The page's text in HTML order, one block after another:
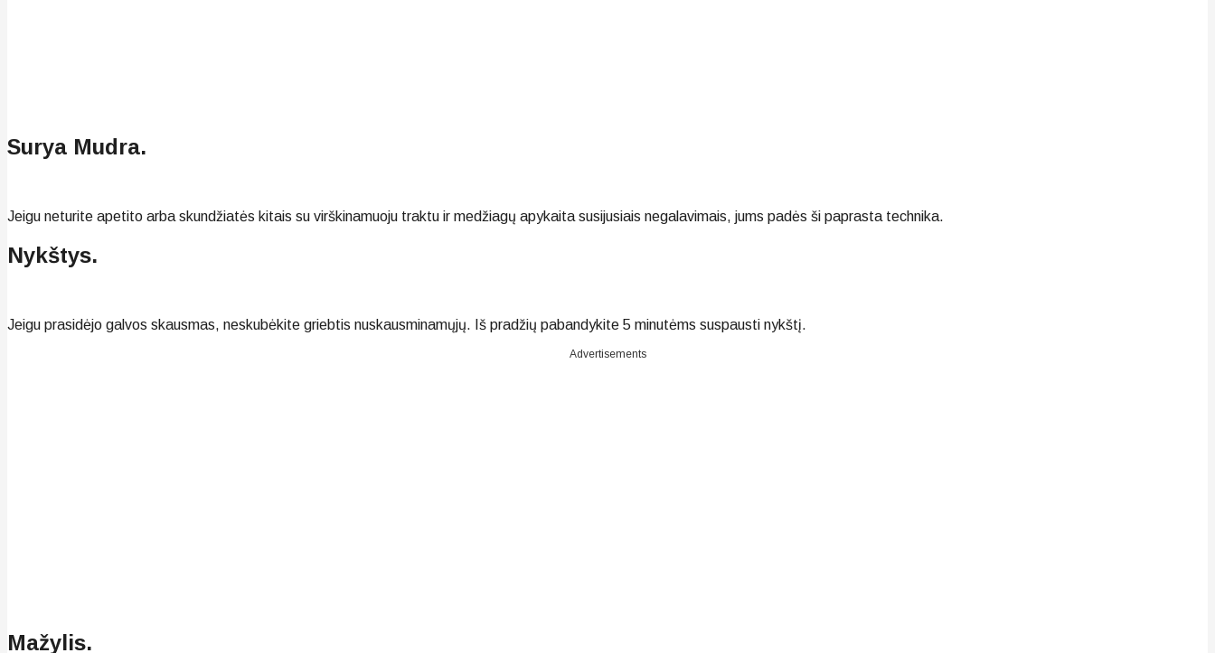
Surya Mudra.
Jeigu neturite apetito arba skundžiatės kitais su virškinamuoju traktu ir medžiagų apykaita susijusiais negalavimais, jums padės ši paprasta technika.
Nykštys.
Jeigu prasidėjo galvos skausmas, neskubėkite griebtis nuskausminamųjų. Iš pradžių pabandykite 5 minutėms suspausti nykštį.
Advertisements
Mažylis.